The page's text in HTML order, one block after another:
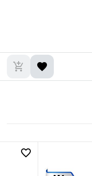
add_shopping_cart favorite
favorite_border